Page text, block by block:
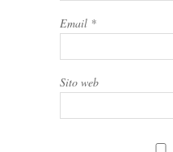
Email *
Sito web